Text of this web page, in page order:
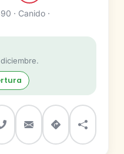
· Canido ·